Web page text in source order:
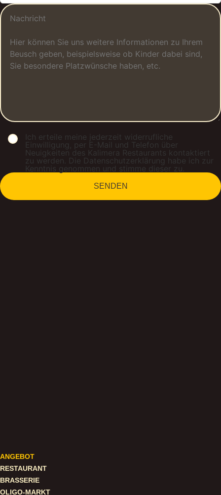
Ich erteile meine jederzeit widerrufliche
Einwilligung, per E-Mail und Telefon über
Neuigkeiten des Kalimera Restaurants kontaktiert
zu werden. Die Datenschutzerklärung habe ich zur
Kenntnis genommen und stimme dieser zu.
ANGEBOT
RESTAURANT
BRASSERIE
OLIGO-MARKT